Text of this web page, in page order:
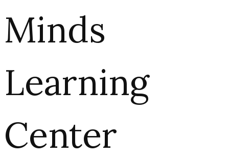
Minds
Learning
Center